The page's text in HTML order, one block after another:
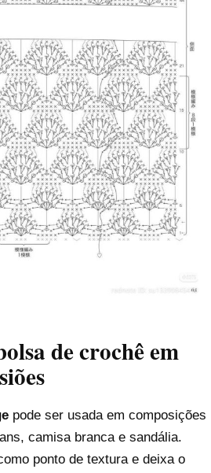
de crochê em
pode ser usada em composições
camisa branca e sandália.
ponto de textura e deixa o